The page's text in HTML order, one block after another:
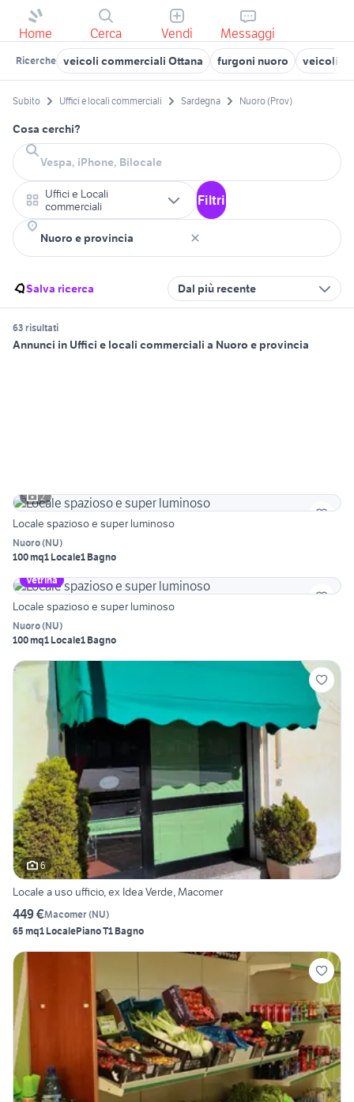
Home Cerca Vendi Messaggi
Ricerche veicoli commerciali Ottana furgoni nuoro veicoli
Subito Uffici e locali commerciali Sardegna Nuoro (Prov)
Cosa cerchi?
Uffici e Locali
commerciali
Filtri
Salva ricerca Dal più recente
63 risultati
Annunci in Uffici e locali commerciali a Nuoro e provincia
2
Locale spazioso e super luminoso
Nuoro(NU)
100 mq1 Locale1 Bagno
Vetrina
Locale spazioso e super luminoso
Nuoro(NU)
100 mq1 Locale1 Bagno
6
Locale a uso ufficio, ex Idea Verde, Macomer
449 €Macomer(NU)
65 mq1 LocalePiano T1 Bagno